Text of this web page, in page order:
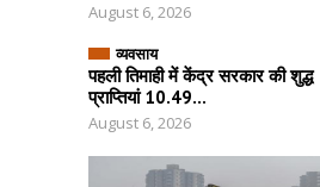
August 6, 2026
व्यवसाय
पहली तिमाही में केंद्र सरकार की शुद्ध
प्राप्तियां 10.49...
August 6, 2026